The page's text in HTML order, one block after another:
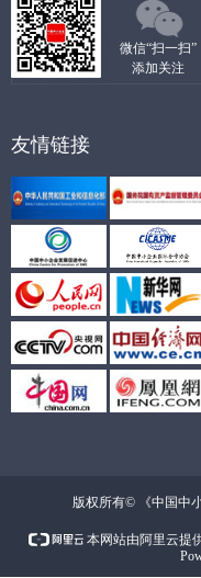
微信“扫一扫”
添加关注
友情链接
版权所有© 《中国中
本网站由阿里云提